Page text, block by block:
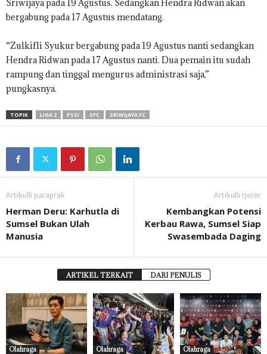
Sriwijaya pada 19 Agustus. Sedangkan Hendra Ridwan akan
bergabung pada 17 Agustus mendatang.
“Zulkifli Syukur bergabung pada 19 Agustus nanti sedangkan
Hendra Ridwan pada 17 Agustus nanti. Dua pemain itu sudah
rampung dan tinggal mengurus administrasi saja,”
pungkasnya.
TOPIK LIGA 2 PSSI SFC SRIWIJAYA FC
Artikulli paraprak
Herman Deru: Karhutla di
Sumsel Bukan Ulah
Manusia
Artikulli tjetër
Kembangkan Potensi
Kerbau Rawa, Sumsel Siap
Swasembada Daging
ARTIKEL TERKAIT DARI PENULIS
Olahraga Olahraga Olahraga